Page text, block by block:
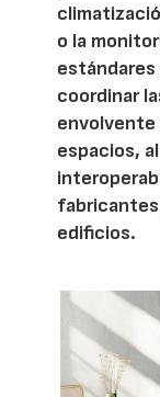
o la
estándares
coordinar
envolvente
espacios,
edificios.